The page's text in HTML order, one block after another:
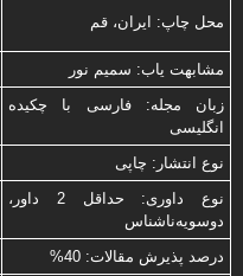
محل چاپ: ایران، قم
مشابهت ياب: سميم نور
زبان مجله: فارسی با چكیده
انگلیسی
نوع انتشار: چاپی
نوع داوری: حداقل 2 داور،
دوسویه‌ناشناس
درصد پذیرش مقالات: 40%